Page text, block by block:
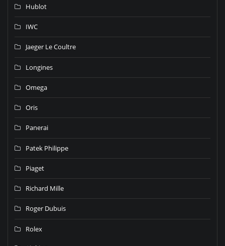
Hublot
IWC
Jaeger Le Coultre
Longines
Omega
Oris
Panerai
Patek Philippe
Piaget
Richard Mille
Roger Dubuis
Rolex